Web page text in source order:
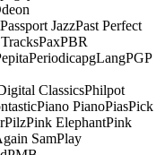
Passport JazzPast Perfect
PaxPBR
PeriodicapgLangPGP
ClassicsPhilpot
Piano PianoPiasPick
PilzPink ElephantPink
SamPlay